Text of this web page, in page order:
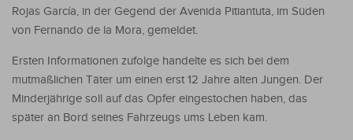
Rojas García, in der Gegend der Avenida Pitiantuta, im Süden
von Fernando de la Mora, gemeldet.
Ersten Informationen zufolge handelte es sich bei dem
mutmaßlichen Täter um einen erst 12 Jahre alten Jungen. Der
Minderjährige soll auf das Opfer eingestochen haben, das
später an Bord seines Fahrzeugs ums Leben kam.